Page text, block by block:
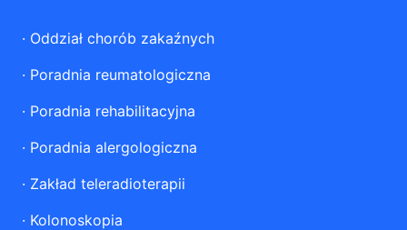
· Oddział chorób zakaźnych
· Poradnia reumatologiczna
· Poradnia rehabilitacyjna
· Poradnia alergologiczna
· Zakład teleradioterapii
· Kolonoskopia